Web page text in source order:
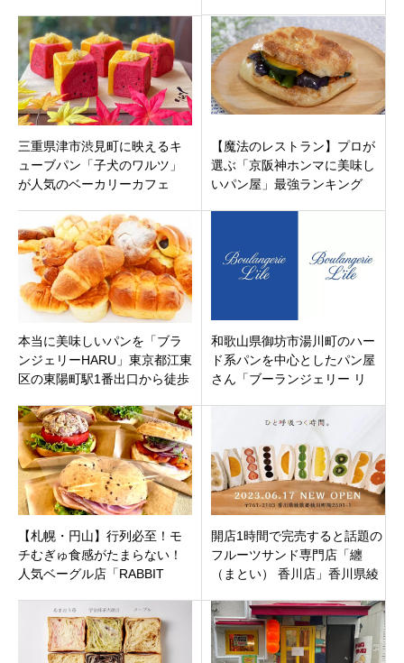
三重県津市渋見町に映えるキ
ューブパン「子犬のワルツ」
が人気のベーカリーカフェ
ープン！
【魔法のレストラン】プロが
選ぶ「京阪神ホンマに美味し
いパン屋」最強ランキング
本当に美味しいパンを「ブラ
ンジェリーHARU」東京都江東
区の東陽町駅1番出口から徒歩
和歌山県御坊市湯川町のハー
ド系パンを中心としたパン屋
さん「ブーランジェリー リ
【札幌・円山】行列必至！モ
チむぎゅ食感がたまらない！
人気ベーグル店「RABBIT
が待望オープン
開店1時間で完売すると話題の
フルーツサンド専門店「纏
（まとい） 香川店」香川県綾
オープン